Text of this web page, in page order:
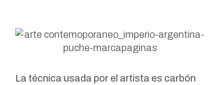
La técnica usada por el artista es carbón